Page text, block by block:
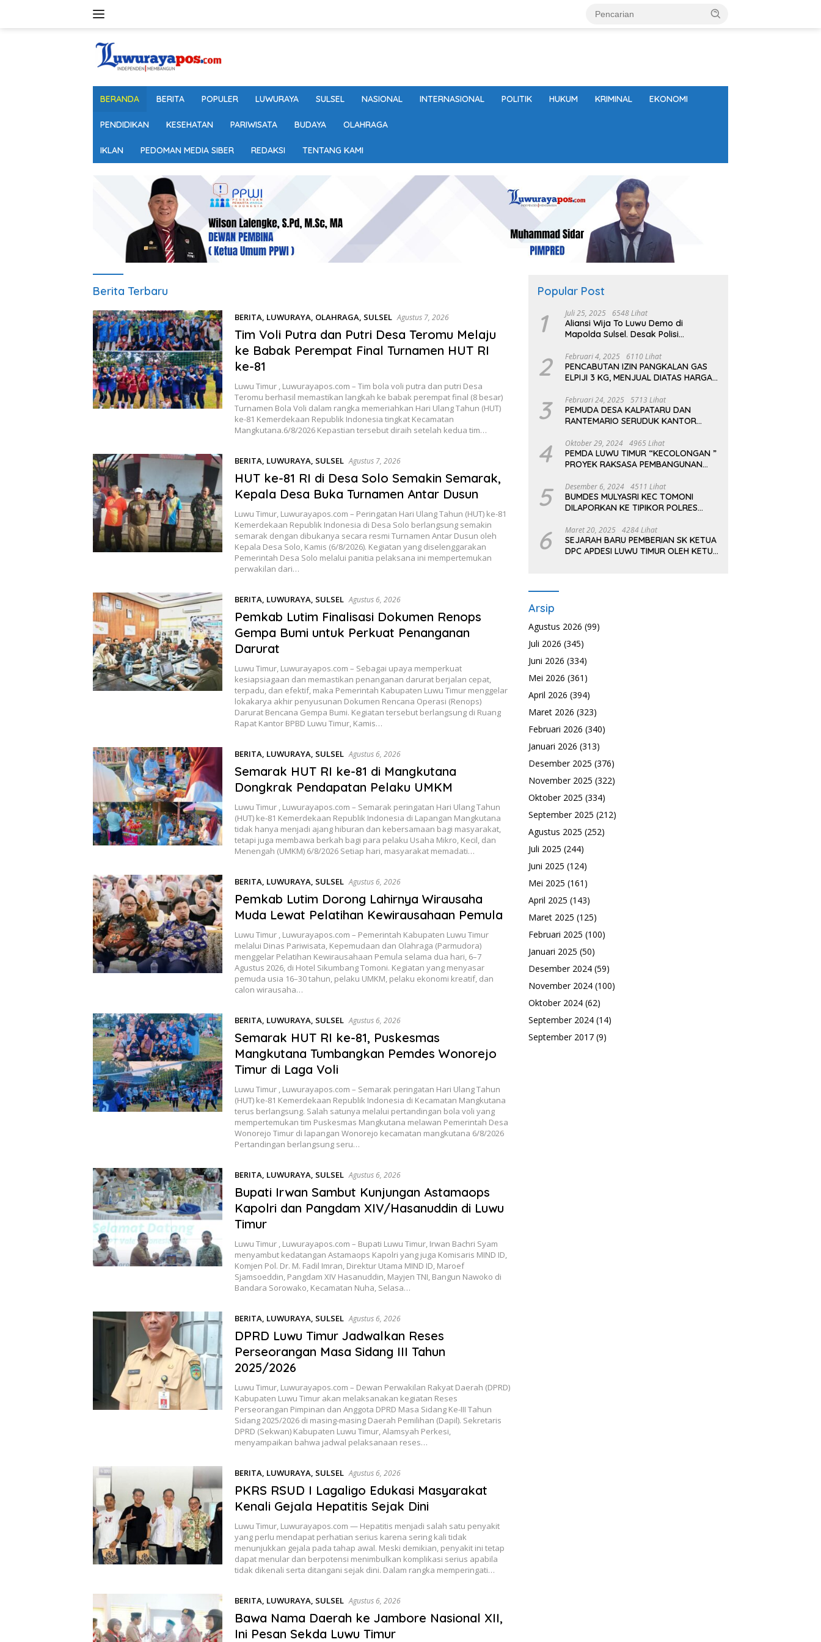
BERANDA BERITA POPULER LUWURAYA SULSEL NASIONAL INTERNASIONAL POLITIK HUKUM KRIMINAL EKONOMI
PENDIDIKAN KESEHATAN PARIWISATA BUDAYA OLAHRAGA
IKLAN PEDOMAN MEDIA SIBER REDAKSI TENTANG KAMI
Luwurayapos.com
Berita Terbaru
BERITA, LUWURAYA, OLAHRAGA, SULSEL Agustus 7, 2026
Tim Voli Putra dan Putri Desa Teromu Melaju
ke Babak Perempat Final Turnamen HUT RI
ke-81
Luwu Timur , Luwurayapos.com – Tim bola voli putra dan putri Desa
Teromu berhasil memastikan langkah ke babak perempat final (8 besar)
Turnamen Bola Voli dalam rangka memeriahkan Hari Ulang Tahun (HUT)
ke-81 Kemerdekaan Republik Indonesia tingkat Kecamatan
Mangkutana.6/8/2026 Kepastian tersebut diraih setelah kedua tim…
BERITA, LUWURAYA, SULSEL Agustus 7, 2026
HUT ke-81 RI di Desa Solo Semakin Semarak,
Kepala Desa Buka Turnamen Antar Dusun
Luwu Timur, Luwurayapos.com – Peringatan Hari Ulang Tahun (HUT) ke-81
Kemerdekaan Republik Indonesia di Desa Solo berlangsung semakin
semarak dengan dibukanya secara resmi Turnamen Antar Dusun oleh
Kepala Desa Solo, Kamis (6/8/2026). Kegiatan yang diselenggarakan
Pemerintah Desa Solo melalui panitia pelaksana ini mempertemukan
perwakilan dari…
BERITA, LUWURAYA, SULSEL Agustus 6, 2026
Pemkab Lutim Finalisasi Dokumen Renops
Gempa Bumi untuk Perkuat Penanganan
Darurat
Luwu Timur, Luwurayapos.com – Sebagai upaya memperkuat
kesiapsiagaan dan memastikan penanganan darurat berjalan cepat,
terpadu, dan efektif, maka Pemerintah Kabupaten Luwu Timur menggelar
lokakarya akhir penyusunan Dokumen Rencana Operasi (Renops)
Darurat Bencana Gempa Bumi. Kegiatan tersebut berlangsung di Ruang
Rapat Kantor BPBD Luwu Timur, Kamis…
BERITA, LUWURAYA, SULSEL Agustus 6, 2026
Semarak HUT RI ke-81 di Mangkutana
Dongkrak Pendapatan Pelaku UMKM
Luwu Timur , Luwurayapos.com – Semarak peringatan Hari Ulang Tahun
(HUT) ke-81 Kemerdekaan Republik Indonesia di Lapangan Mangkutana
tidak hanya menjadi ajang hiburan dan kebersamaan bagi masyarakat,
tetapi juga membawa berkah bagi para pelaku Usaha Mikro, Kecil, dan
Menengah (UMKM) 6/8/2026 Setiap hari, masyarakat memadati…
BERITA, LUWURAYA, SULSEL Agustus 6, 2026
Pemkab Lutim Dorong Lahirnya Wirausaha
Muda Lewat Pelatihan Kewirausahaan Pemula
Luwu Timur , Luwurayapos.com – Pemerintah Kabupaten Luwu Timur
melalui Dinas Pariwisata, Kepemudaan dan Olahraga (Parmudora)
menggelar Pelatihan Kewirausahaan Pemula selama dua hari, 6–7
Agustus 2026, di Hotel Sikumbang Tomoni. Kegiatan yang menyasar
pemuda usia 16–30 tahun, pelaku UMKM, pelaku ekonomi kreatif, dan
calon wirausaha…
BERITA, LUWURAYA, SULSEL Agustus 6, 2026
Semarak HUT RI ke-81, Puskesmas
Mangkutana Tumbangkan Pemdes Wonorejo
Timur di Laga Voli
Luwu Timur , Luwurayapos.com – Semarak peringatan Hari Ulang Tahun
(HUT) ke-81 Kemerdekaan Republik Indonesia di Kecamatan Mangkutana
terus berlangsung. Salah satunya melalui pertandingan bola voli yang
mempertemukan tim Puskesmas Mangkutana melawan Pemerintah Desa
Wonorejo Timur di lapangan Wonorejo kecamatan mangkutana 6/8/2026
Pertandingan berlangsung seru…
BERITA, LUWURAYA, SULSEL Agustus 6, 2026
Bupati Irwan Sambut Kunjungan Astamaops
Kapolri dan Pangdam XIV/Hasanuddin di Luwu
Timur
Luwu Timur , Luwurayapos.com – Bupati Luwu Timur, Irwan Bachri Syam
menyambut kedatangan Astamaops Kapolri yang juga Komisaris MIND ID,
Komjen Pol. Dr. M. Fadil Imran, Direktur Utama MIND ID, Maroef
Sjamsoeddin, Pangdam XIV Hasanuddin, Mayjen TNI, Bangun Nawoko di
Bandara Sorowako, Kecamatan Nuha, Selasa…
BERITA, LUWURAYA, SULSEL Agustus 6, 2026
DPRD Luwu Timur Jadwalkan Reses
Perseorangan Masa Sidang III Tahun
2025/2026
Luwu Timur, Luwurayapos.com – Dewan Perwakilan Rakyat Daerah (DPRD)
Kabupaten Luwu Timur akan melaksanakan kegiatan Reses
Perseorangan Pimpinan dan Anggota DPRD Masa Sidang Ke-III Tahun
Sidang 2025/2026 di masing-masing Daerah Pemilihan (Dapil). Sekretaris
DPRD (Sekwan) Kabupaten Luwu Timur, Alamsyah Perkesi,
menyampaikan bahwa jadwal pelaksanaan reses…
BERITA, LUWURAYA, SULSEL Agustus 6, 2026
PKRS RSUD I Lagaligo Edukasi Masyarakat
Kenali Gejala Hepatitis Sejak Dini
Luwu Timur, Luwurayapos.com — Hepatitis menjadi salah satu penyakit
yang perlu mendapat perhatian serius karena sering kali tidak
menunjukkan gejala pada tahap awal. Meski demikian, penyakit ini tetap
dapat menular dan berpotensi menimbulkan komplikasi serius apabila
tidak dikenali serta ditangani sejak dini. Dalam rangka memperingati…
BERITA, LUWURAYA, SULSEL Agustus 6, 2026
Bawa Nama Daerah ke Jambore Nasional XII,
Ini Pesan Sekda Luwu Timur
Popular Post
1 Juli 25, 2025 6548 Lihat
Aliansi Wija To Luwu Demo di
Mapolda Sulsel. Desak Polisi
Kampus dan Asrama
2 Februari 4, 2025 6110 Lihat
PENCABUTAN IZIN PANGKALAN GAS
ELPIJI 3 KG, MENJUAL DIATAS HARGA
3 Februari 24, 2025 5713 Lihat
PEMUDA DESA KALPATARU DAN
RANTEMARIO SERUDUK KANTOR
TOMONI
4 Oktober 29, 2024 4965 Lihat
PEMDA LUWU TIMUR “KECOLONGAN ”
PROYEK RAKSASA PEMBANGUNAN
5 Desember 6, 2024 4511 Lihat
BUMDES MULYASRI KEC TOMONI
DILAPORKAN KE TIPIKOR POLRES
6 Maret 20, 2025 4284 Lihat
SEJARAH BARU PEMBERIAN SK KETUA
DPC APDESI LUWU TIMUR OLEH KETUA
Arsip
Agustus 2026 (99)
Juli 2026 (345)
Juni 2026 (334)
Mei 2026 (361)
April 2026 (394)
Maret 2026 (323)
Februari 2026 (340)
Januari 2026 (313)
Desember 2025 (376)
November 2025 (322)
Oktober 2025 (334)
September 2025 (212)
Agustus 2025 (252)
Juli 2025 (244)
Juni 2025 (124)
Mei 2025 (161)
April 2025 (143)
Maret 2025 (125)
Februari 2025 (100)
Januari 2025 (50)
Desember 2024 (59)
November 2024 (100)
Oktober 2024 (62)
September 2024 (14)
September 2017 (9)